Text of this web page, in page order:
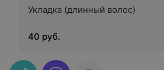
Укладка (длинный волос)
40 руб.